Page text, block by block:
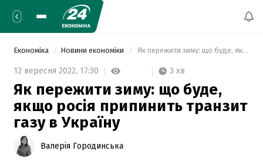
Економіка Новини економіки Як пережити зиму: що буде, якщо росія припинить транзит газу в Україну
12 вересня 2022, 17:30 3 хв
Як пережити зиму: що буде,
якщо росія припинить транзит
газу в Україну
Валерія Городинська